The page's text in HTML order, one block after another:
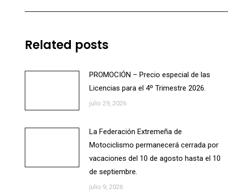
Related posts
PROMOCIÓN – Precio especial de las
Licencias para el 4º Trimestre 2026.
julio 29, 2026
La Federación Extremeña de
Motociclismo permanecerá cerrada por
vacaciones del 10 de agosto hasta el 10
de septiembre.
julio 9, 2026